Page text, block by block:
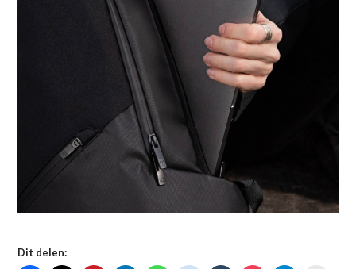
Dit delen: